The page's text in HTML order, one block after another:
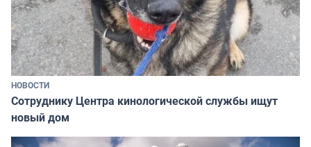
НОВОСТИ
Сотруднику Центра кинологической службы ищут
новый дом